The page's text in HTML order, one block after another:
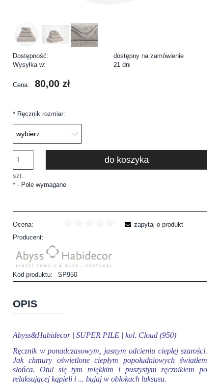
Dostępność:
dostępny na zamówienie
Wysyłka w:
21 dni
Cena: 80,00 zł
* Ręcznik rozmiar:
szt.
do koszyka
* - Pole wymagane
Ocena:
Producent:
Kod produktu: SP950
zapytaj o produkt
OPIS
Abyss&Habidecor | SUPER PILE | kol. Cloud (950)
Ręcznik w ponadczasowym, jasnym odcieniu ciepłej szarości.
Jak chmury oświetlone ciepłym popołudniowych światłem
słońca. Otul się tym miękkim i puszystym ręcznikiem po
relaksującej kąpieli i ... bujaj w obłokach luksusu.